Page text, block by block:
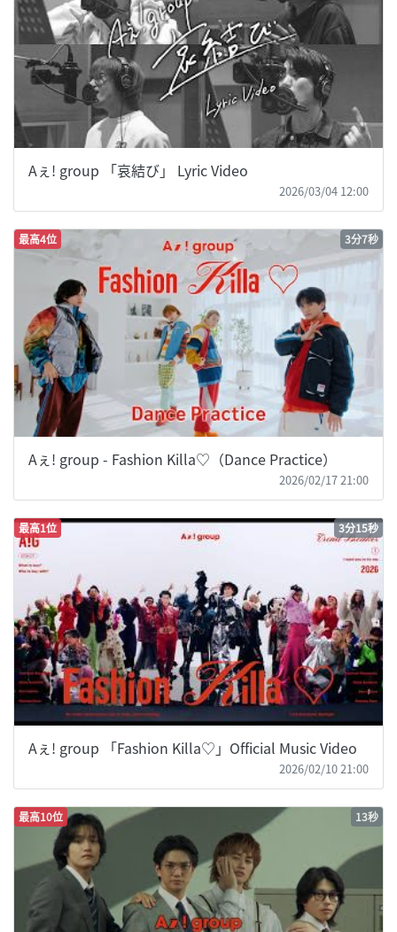
Aぇ! group 「哀結び」 Lyric Video
2026/03/04 12:00
最高4位 3分7秒
Aぇ! group - Fashion Killa♡（Dance Practice）
2026/02/17 21:00
最高1位 3分15秒
Aぇ! group 「Fashion Killa♡」Official Music Video
2026/02/10 21:00
最高10位 13秒